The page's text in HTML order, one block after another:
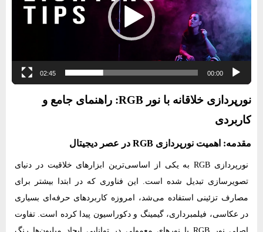
00:00
02:45
نورپردازی خلاقانه با نور RGB: راهنمای جامع و
کاربردی
مقدمه: اهمیت نورپردازی RGB در عصر دیجیتال
نورپردازی RGB به یکی از اساسی‌ترین ابزارهای خلاقیت در دنیای
تصویرسازی تبدیل شده است. این فناوری که در ابتدا بیشتر برای
مصارف تزئینی استفاده می‌شد، امروزه کاربردهای حرفه‌ای بسیاری
در عکاسی، فیلمبرداری، گیمینگ و دکوراسیون پیدا کرده است. تفاوت
اصلی نور RGB با نورهای معمولی در توانایی ایجاد میلیون‌ها رنگ